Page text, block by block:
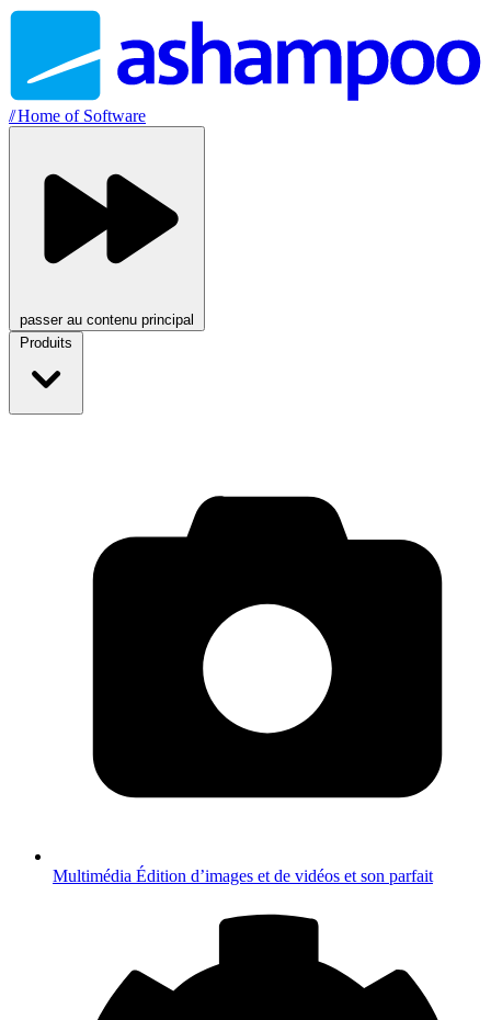
//Home of Software
passer au contenu principal
Produits
Multimédia Édition d’images et de vidéos et son parfait